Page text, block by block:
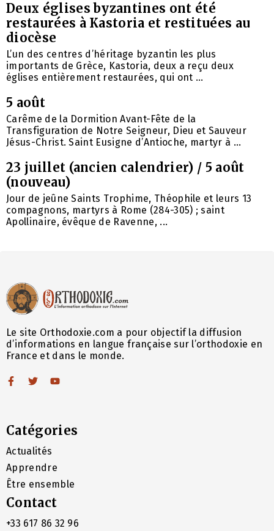
Deux églises byzantines ont été
restaurées à Kastoria et restituées au
diocèse
L’un des centres d’héritage byzantin les plus
importants de Grèce, Kastoria, deux a reçu deux
églises entièrement restaurées, qui ont ...
5 août
Carême de la Dormition Avant-Fête de la
Transfiguration de Notre Seigneur, Dieu et Sauveur
Jésus-Christ. Saint Eusigne d’Antioche, martyr à ...
23 juillet (ancien calendrier) / 5 août
(nouveau)
Jour de jeûne Saints Trophime, Théophile et leurs 13
compagnons, martyrs à Rome (284-305) ; saint
Apollinaire, évêque de Ravenne, ...
Le site Orthodoxie.com a pour objectif la diffusion
d’informations en langue française sur l’orthodoxie en
France et dans le monde.
Catégories
Actualités
Apprendre
Être ensemble
Contact
+33 617 86 32 96